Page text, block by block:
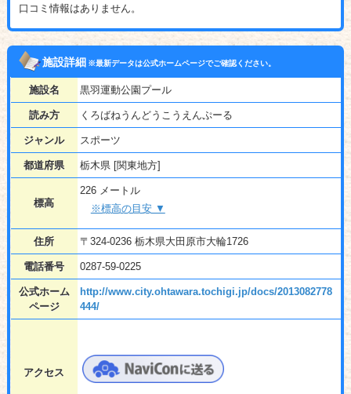
口コミ情報はありません。
施設詳細※最新データは公式ホームページでご確認ください。
施設名 黒羽運動公園プール
読み方 くろばねうんどうこうえんぷーる
ジャンル スポーツ
都道府県 栃木県 [関東地方]
標高
226 メートル
※標高の目安 ▼
住所 〒324-0236 栃木県大田原市大輪1726
電話番号 0287-59-0225
公式ホーム
ページ
http://www.city.ohtawara.tochigi.jp/docs/2013082778
444/
アクセス